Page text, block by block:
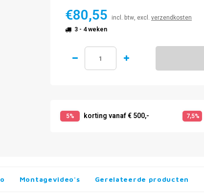
€80,55 incl. btw, excl. verzendkosten
3 - 4 weken
5% korting vanaf € 500,- 7,5%
Montagevideo's Gerelateerde producten